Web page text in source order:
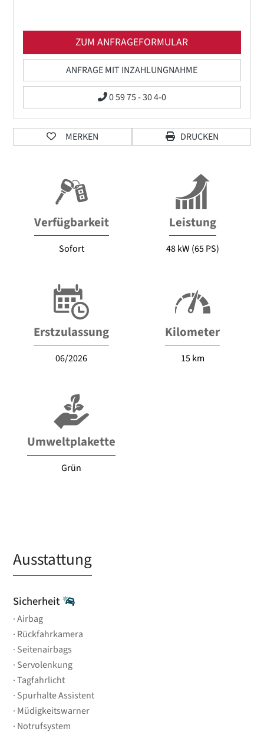
ZUM ANFRAGEFORMULAR
ANFRAGE MIT INZAHLUNGNAHME
0 59 75 - 30 4-0
MERKEN DRUCKEN
Verfügbarkeit
Sofort
Leistung
48 kW (65 PS)
Erstzulassung
06/2026
Kilometer
15 km
Umweltplakette
Grün
Ausstattung
Sicherheit
Airbag
Rückfahrkamera
Seitenairbags
Servolenkung
Tagfahrlicht
Spurhalte Assistent
Müdigkeitswarner
Notrufsystem